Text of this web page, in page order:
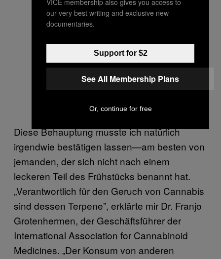
Diese Behauptung musste ich natürlich
irgendwie bestätigen lassen—am besten von
jemanden, der sich nicht nach einem
leckeren Teil des Frühstücks benannt hat.
„Verantwortlich für den Geruch von Cannabis
sind dessen Terpene”, erklärte mir Dr. Franjo
Grotenhermen, der Geschäftsführer der
International Association for Cannabinoid
Medicines. „Der Konsum von anderen
our very best writing and exclusive new
documentaries.
Support for $2
See All Membership Plans
Or, continue for free